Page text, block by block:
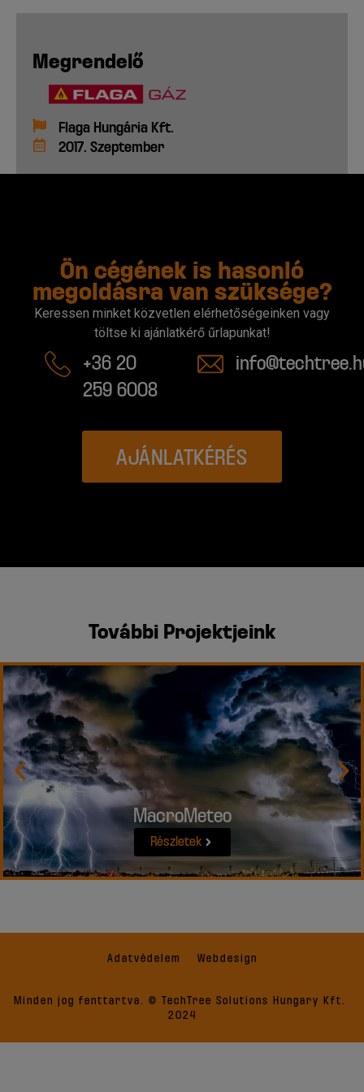
Megrendelő
Flaga Hungária Kft.
2017. Szeptember
Ön cégének is hasonló
megoldásra van szüksége?
Keressen minket közvetlen elérhetőségeinken vagy
töltse ki ajánlatkérő űrlapunkat!
+36 20
259 6008
AJÁNLATKÉRÉS
További Projektjeink
MacroMeteo
Részletek
Adatvédelem Webdesign
Minden jog fenttartva. © TechTree Solutions Hungary Kft.
2024